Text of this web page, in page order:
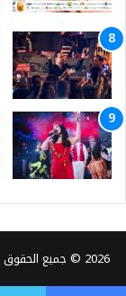
2026 © جميع الحقوق محفوظة. تصميم و تطوير الموقع من قبل: